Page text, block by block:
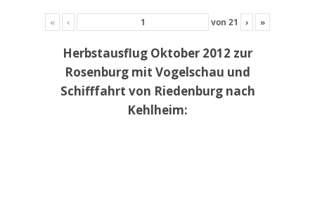
« ‹ von 21 › »
Herbstausflug Oktober 2012 zur
Rosenburg mit Vogelschau und
Schifffahrt von Riedenburg nach
Kehlheim: